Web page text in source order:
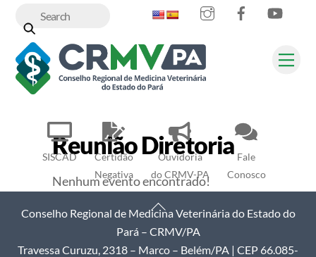
content
SISCAD
Certidão
Negativa
Ouvidoria
do CRMV-PA
Fale
Conosco
InstagramFacebook
Reunião Diretoria
Nenhum evento encontrado!
Back
To
Top
Conselho Regional de Medicina Veterinária do Estado do
Pará – CRMV/PA
Travessa Curuzu, 2318 – Marco – Belém/PA | CEP 66.085-